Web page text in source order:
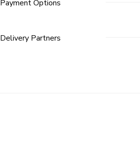
Payment Options
Delivery Partners